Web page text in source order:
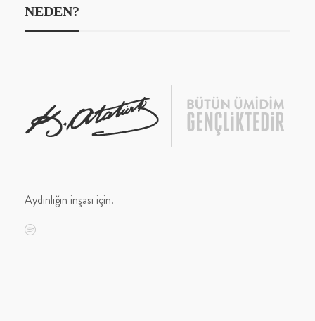
NEDEN?
Aydınlığın inşası için.